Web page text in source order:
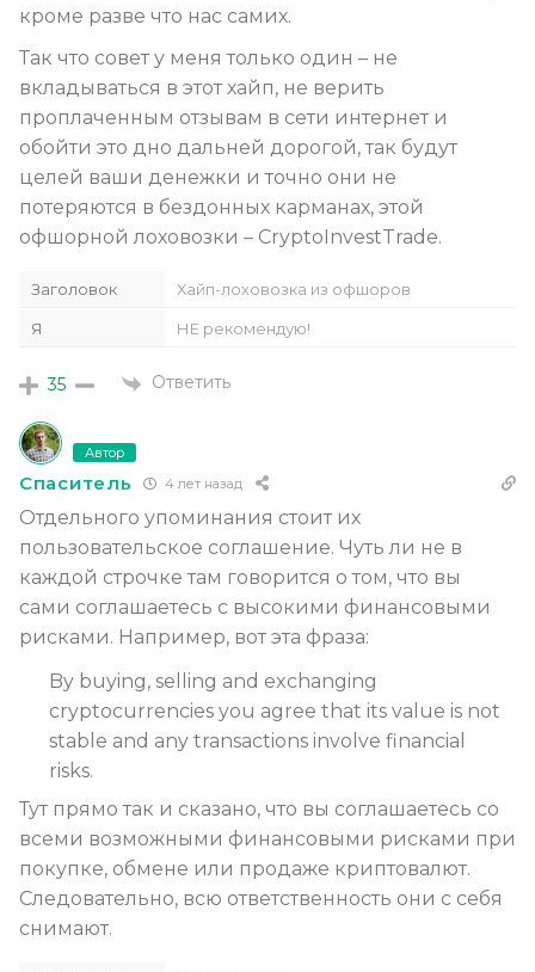
кроме разве что нас самих.
Так что совет у меня только один – не
вкладываться в этот хайп, не верить
проплаченным отзывам в сети интернет и
обойти это дно дальней дорогой, так будут
целей ваши денежки и точно они не
потеряются в бездонных карманах, этой
офшорной лоховозки – CryptoInvestTrade.
Заголовок Хайп-лоховозка из офшоров
Я НЕ рекомендую!
35 Ответить
Автор
Спаситель 4 лет назад
Отдельного упоминания стоит их
пользовательское соглашение. Чуть ли не в
каждой строчке там говорится о том, что вы
сами соглашаетесь с высокими финансовыми
рисками. Например, вот эта фраза:
By buying, selling and exchanging
cryptocurrencies you agree that its value is not
stable and any transactions involve financial
risks.
Тут прямо так и сказано, что вы соглашаетесь со
всеми возможными финансовыми рисками при
покупке, обмене или продаже криптовалют.
Следовательно, всю ответственность они с себя
снимают.